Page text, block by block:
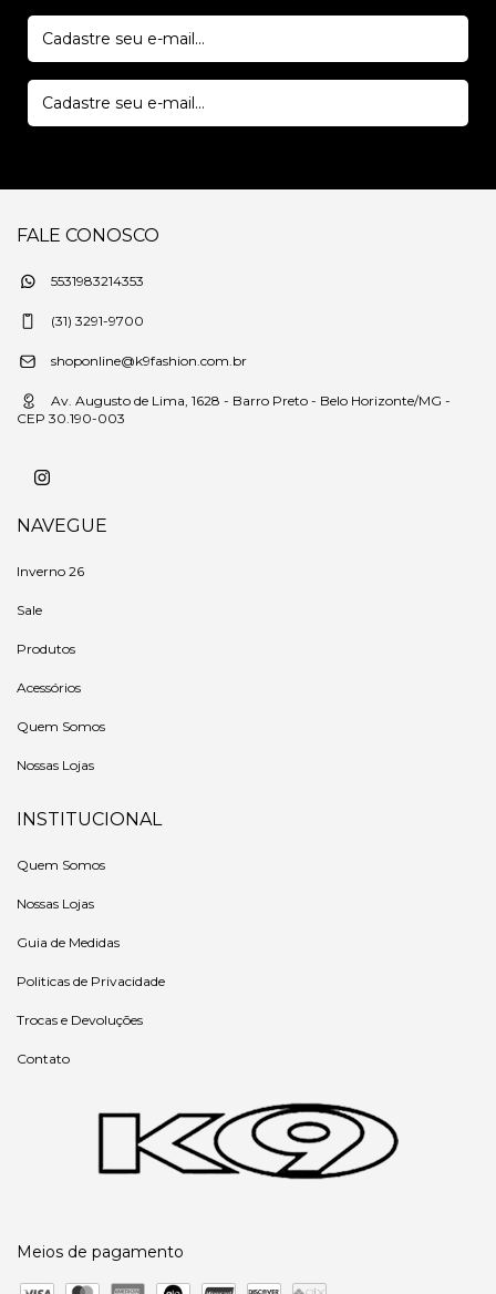
FALE CONOSCO
5531983214353
(31) 3291-9700
shoponline@k9fashion.com.br
Av. Augusto de Lima, 1628 - Barro Preto - Belo Horizonte/MG -
CEP 30.190-003
NAVEGUE
Inverno 26
Sale
Produtos
Acessórios
Quem Somos
Nossas Lojas
INSTITUCIONAL
Quem Somos
Nossas Lojas
Guia de Medidas
Politicas de Privacidade
Trocas e Devoluções
Contato
Meios de pagamento